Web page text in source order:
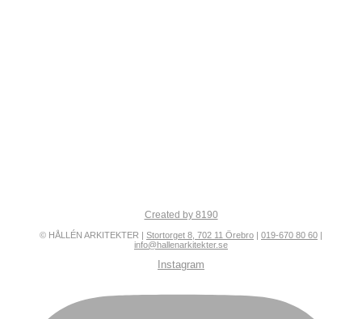
Created by 8190
© HÅLLÉN ARKITEKTER | Stortorget 8, 702 11 Örebro | 019-670 80 60 |
info@hallenarkitekter.se
Instagram